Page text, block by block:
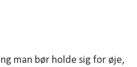
man bør holde sig for øje,